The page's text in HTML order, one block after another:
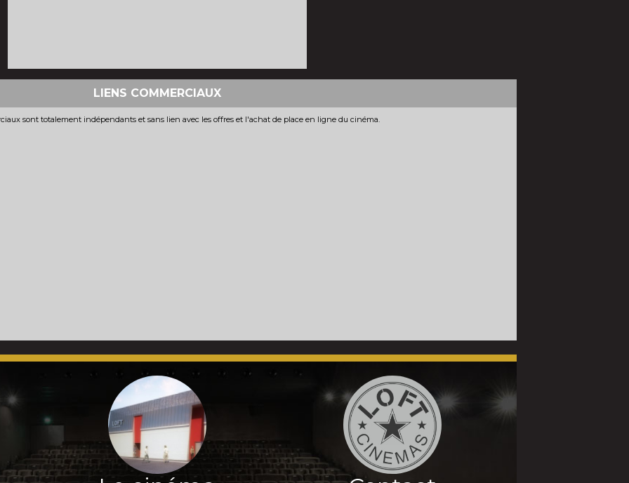
LIENS COMMERCIAUX
sont totalement indépendants et sans lien avec les offres et l'achat de place en ligne du cinéma.